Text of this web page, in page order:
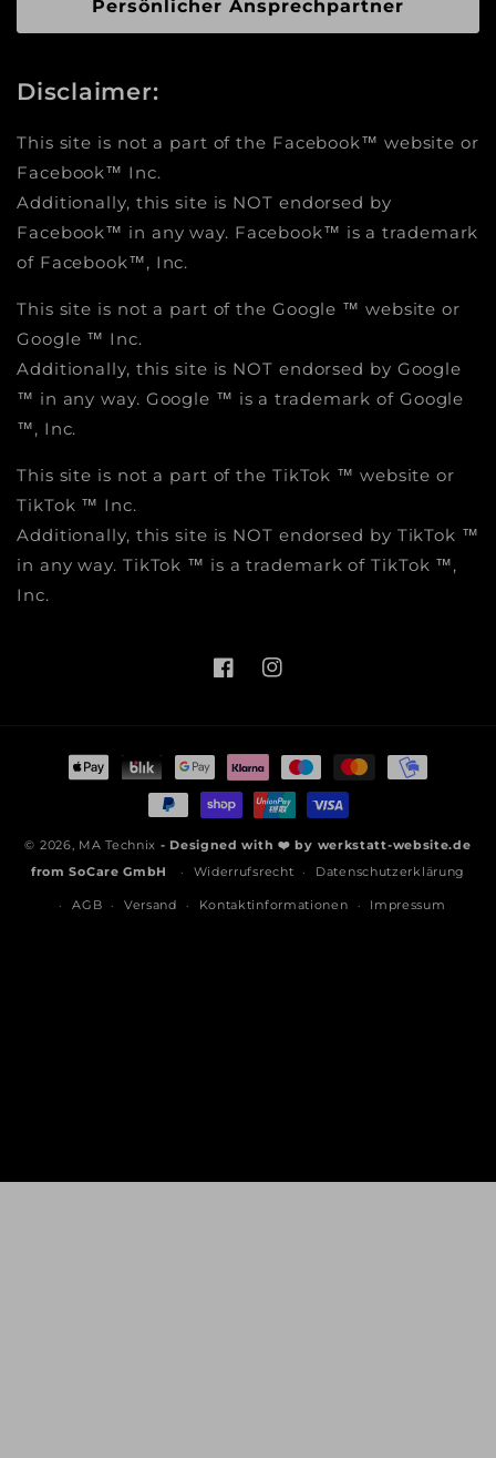
Persönlicher Ansprechpartner
Disclaimer:
This site is not a part of the Facebook™ website or
Facebook™ Inc.
Additionally, this site is NOT endorsed by
Facebook™ in any way. Facebook™ is a trademark
of Facebook™, Inc.
This site is not a part of the Google ™ website or
Google ™ Inc.
Additionally, this site is NOT endorsed by Google
™ in any way. Google ™ is a trademark of Google
™, Inc.
This site is not a part of the TikTok ™ website or
TikTok ™ Inc.
Additionally, this site is NOT endorsed by TikTok ™
in any way. TikTok ™ is a trademark of TikTok ™,
Inc.
FacebookInstagram
Zahlungsmethoden
© 2026, MA Technix - Designed with ❤️ by werkstatt-website.de
fromSoCare GmbH Widerrufsrecht Datenschutzerklärung
AGB Versand Kontaktinformationen Impressum